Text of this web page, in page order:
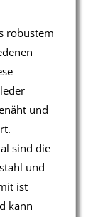
robustem
und
sind die
und
ist
kann